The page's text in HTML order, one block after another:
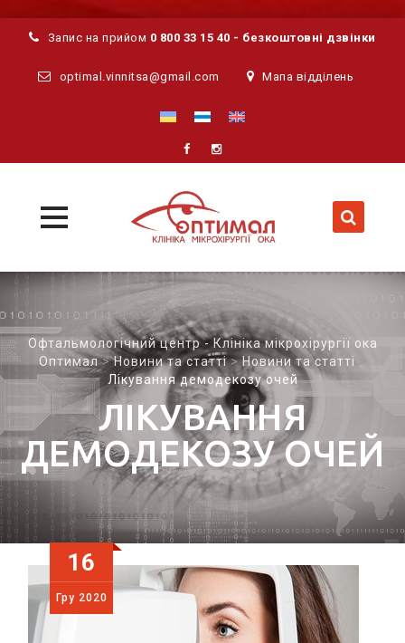
Запис на прийом 0 800 33 15 40 - безкоштовні дзвінки
optimal.vinnitsa@gmail.com Мапа відділень
Skip
content
Офтальмологічний центр - Клініка мікрохірургії ока
Оптимал>Новини та статті>Новини та статті
Лікування демодекозу очей
ЛІКУВАННЯ
ДЕМОДЕКОЗУ ОЧЕЙ
16
Гру 2020